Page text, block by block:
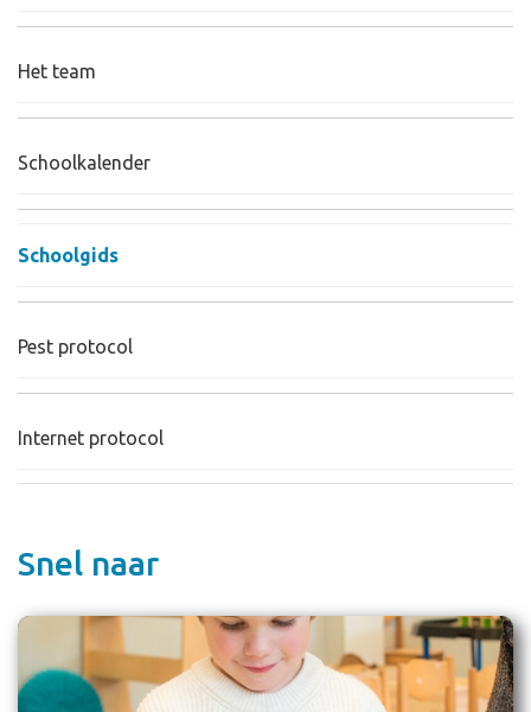
Het team
Schoolkalender
Schoolgids
Pest protocol
Internet protocol
Snel naar